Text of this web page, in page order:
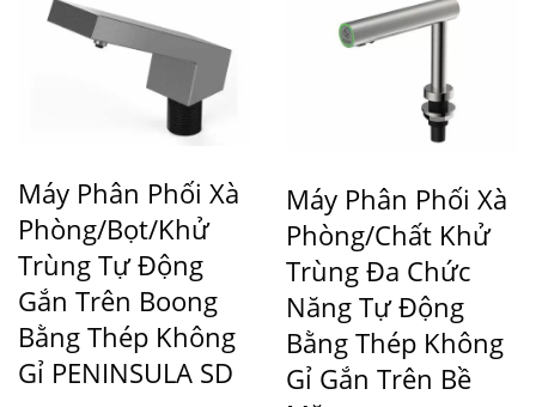
Máy Phân Phối Xà
Phòng/bọt/khử
Trùng Tự Động
Gắn Trên Boong
Bằng Thép Không
Gỉ PENINSULA SD
Máy Phân Phối Xà
Phòng/chất Khử
Trùng Đa Chức
Năng Tự Động
Bằng Thép Không
Gỉ Gắn Trên Bề